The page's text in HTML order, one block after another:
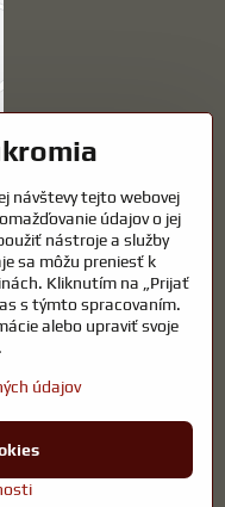
osobných údajov
návštevy tejto webovej
údajov o jej
nástroje a služby
sa môžu preniesť k
Kliknutím na „Prijať
s týmto spracovaním.
alebo upraviť svoje
údajov